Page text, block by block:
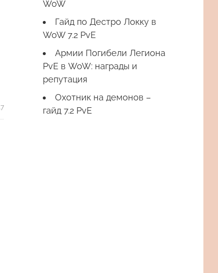
WoW
Гайд по Дестро Локку в
WoW 7.2 PvE
Армии Погибели Легиона
PvE в WoW: награды и
репутация
Охотник на демонов –
гайд 7.2 PvE